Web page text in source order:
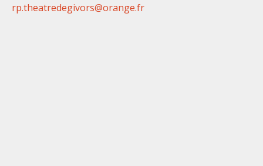
rp.theatredegivors@orange.fr